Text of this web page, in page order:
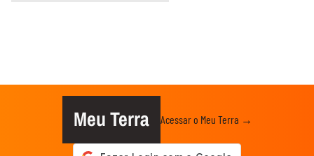
Meu Terra Acessar o Meu Terra →